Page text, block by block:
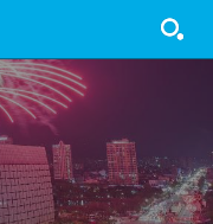
LOGIN SIGN UP